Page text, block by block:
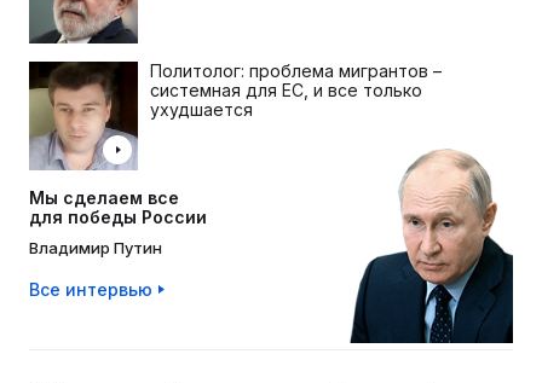
Политолог: проблема мигрантов –
системная для ЕС, и все только
ухудшается
Мы сделаем все
для победы России
Владимир Путин
Все интервью